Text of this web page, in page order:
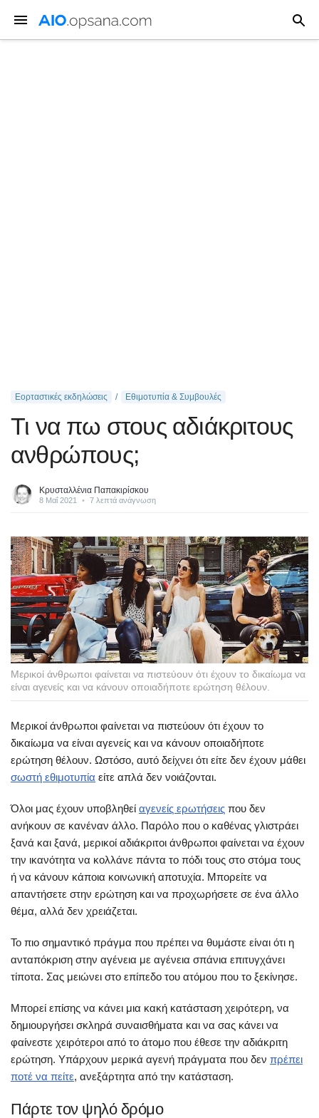
Εορταστικές εκδηλώσεις Εθιμοτυπία & Συμβουλές
Τι να πω στους αδιάκριτους
ανθρώπους;
Κρυσταλλένια Παπακιρίσκου
8 Μαΐ 2021 • 7 λεπτά ανάγνωση
Μερικοί άνθρωποι φαίνεται να πιστεύουν ότι έχουν το δικαίωμα να
είναι αγενείς και να κάνουν οποιαδήποτε ερώτηση θέλουν.
Μερικοί άνθρωποι φαίνεται να πιστεύουν ότι έχουν το
δικαίωμα να είναι αγενείς και να κάνουν οποιαδήποτε
ερώτηση θέλουν. Ωστόσο, αυτό δείχνει ότι είτε δεν έχουν μάθει
σωστή εθιμοτυπία είτε απλά δεν νοιάζονται.
Όλοι μας έχουν υποβληθεί αγενείς ερωτήσεις που δεν
ανήκουν σε κανέναν άλλο. Παρόλο που ο καθένας γλιστράει
ξανά και ξανά, μερικοί αδιάκριτοι άνθρωποι φαίνεται να έχουν
την ικανότητα να κολλάνε πάντα το πόδι τους στο στόμα τους
ή να κάνουν κάποια κοινωνική αποτυχία. Μπορείτε να
απαντήσετε στην ερώτηση και να προχωρήσετε σε ένα άλλο
θέμα, αλλά δεν χρειάζεται.
Το πιο σημαντικό πράγμα που πρέπει να θυμάστε είναι ότι η
ανταπόκριση στην αγένεια με αγένεια σπάνια επιτυγχάνει
τίποτα. Σας μειώνει στο επίπεδο του ατόμου που το ξεκίνησε.
Μπορεί επίσης να κάνει μια κακή κατάσταση χειρότερη, να
δημιουργήσει σκληρά συναισθήματα και να σας κάνει να
φαίνεστε χειρότεροι από το άτομο που έθεσε την αδιάκριτη
ερώτηση. Υπάρχουν μερικά αγενή πράγματα που δεν πρέπει
ποτέ να πείτε, ανεξάρτητα από την κατάσταση.
Πάρτε τον ψηλό δρόμο